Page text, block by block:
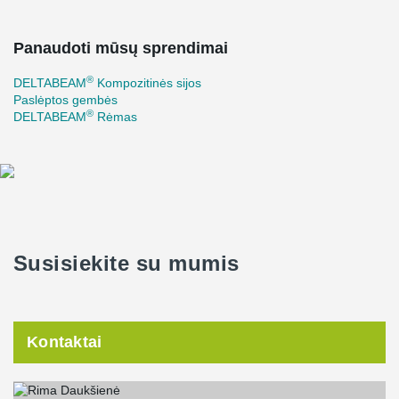
Panaudoti mūsų sprendimai
DELTABEAM® Kompozitinės sijos
Paslėptos gembės
DELTABEAM® Rėmas
Susisiekite su mumis
Kontaktai